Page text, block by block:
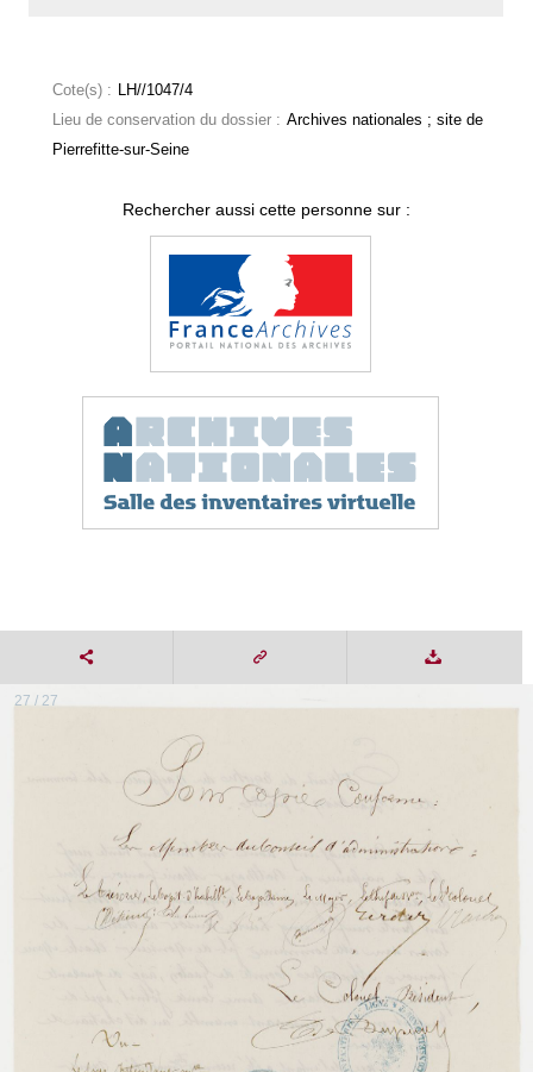
Cote(s) : LH//1047/4
Lieu de conservation du dossier : Archives nationales ; site de
Pierrefitte-sur-Seine
Rechercher aussi cette personne sur :
27 / 27